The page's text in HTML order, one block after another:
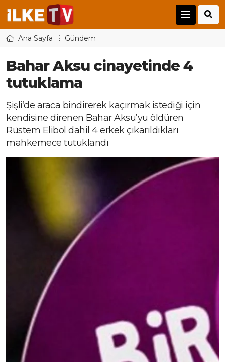
Ana Sayfa Gündem
Bahar Aksu cinayetinde 4
tutuklama
Şişli’de araca bindirerek kaçırmak istediği için
kendisine direnen Bahar Aksu’yu öldüren
Rüstem Elibol dahil 4 erkek çıkarıldıkları
mahkemece tutuklandı